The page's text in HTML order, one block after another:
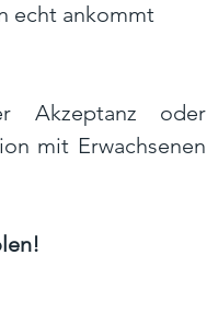
echt ankommt
Akzeptanz oder
mit Erwachsenen